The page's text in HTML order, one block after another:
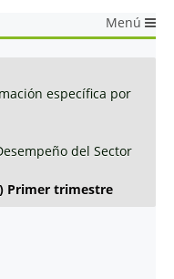
Menú
específica por
del Sector
Primer trimestre